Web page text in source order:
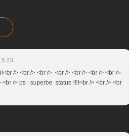
/> <br /> <br /> <br /> <br /> <br /> <br />
/> ps : superbe statue !!!!<br /> <br /> <br